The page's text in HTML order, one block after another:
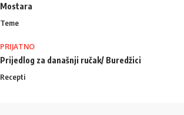
Mostara
Teme
PRIJATNO
Prijedlog za današnji ručak/ Buredžici
Recepti